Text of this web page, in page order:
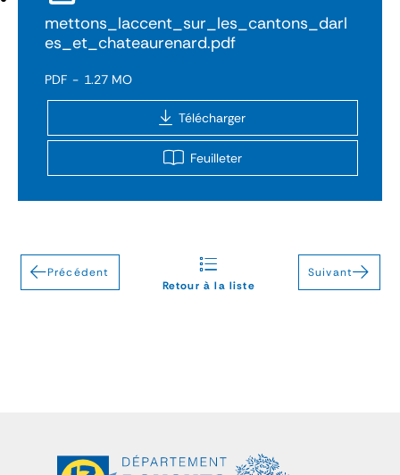
mettons_laccent_sur_les_cantons_darl
es_et_chateaurenard.pdf
PDF 1.27 MO
Télécharger
Feuilleter
Précédent
Retour à la liste
Suivant